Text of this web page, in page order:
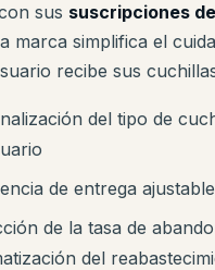
sus suscripciones
marca simplifica el
recibe sus
del tipo de
de entrega
de la tasa de
del